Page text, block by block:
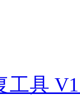
工具